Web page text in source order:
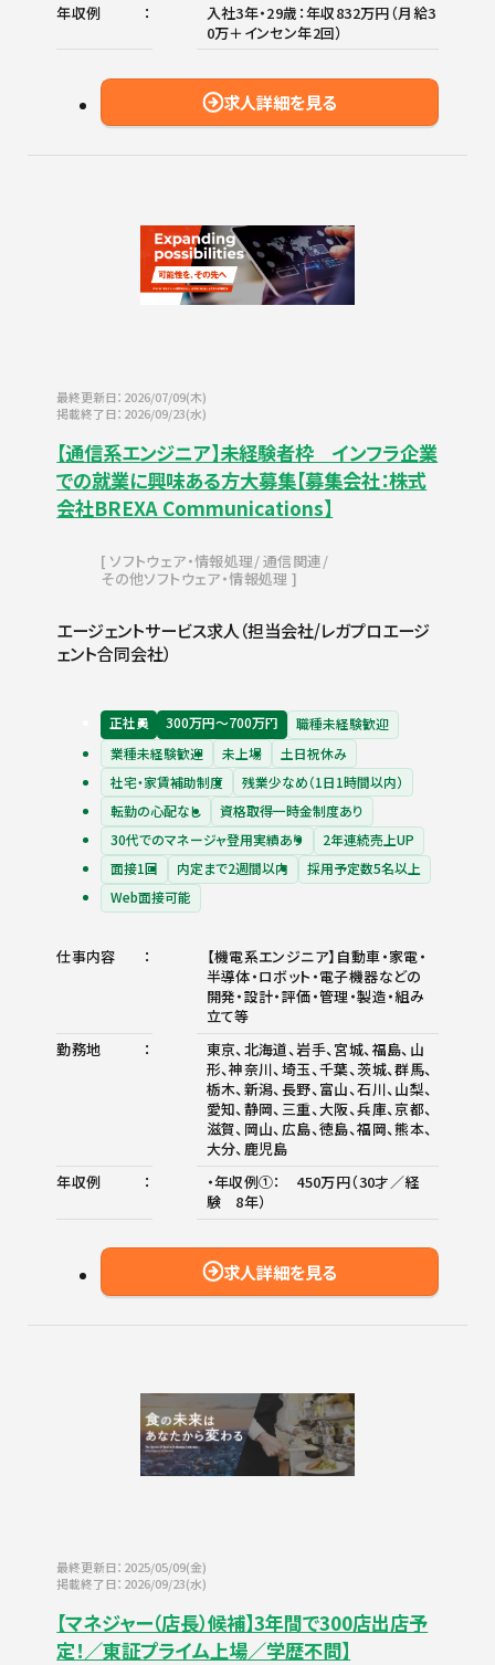
年収例
入社3年・29歳：年収832万円（月給3
0万＋インセン年2回）
求人詳細を見る
最終更新日：2026/07/09(木)
掲載終了日：2026/09/23(水)
【通信系エンジニア】未経験者枠 インフラ企業
での就業に興味ある方大募集【募集会社：株式
会社BREXA Communications】
ソフトウェア・情報処理 通信関連
その他ソフトウェア・情報処理
エージェントサービス求人（担当会社/レガプロエージ
ェント合同会社）
正社員 300万円〜700万円
職種未経験歓迎
業種未経験歓迎
未上場
土日祝休み
社宅・家賃補助制度
残業少なめ（1日1時間以内）
転勤の心配なし
資格取得一時金制度あり
30代でのマネージャ登用実績あり
2年連続売上UP
面接1回
内定まで2週間以内
採用予定数5名以上
Web面接可能
仕事内容
【機電系エンジニア】自動車・家電・
半導体・ロボット・電子機器などの
開発・設計・評価・管理・製造・組み
立て等
勤務地
東京、北海道、岩手、宮城、福島、山
形、神奈川、埼玉、千葉、茨城、群馬、
栃木、新潟、長野、富山、石川、山梨、
愛知、静岡、三重、大阪、兵庫、京都、
滋賀、岡山、広島、徳島、福岡、熊本、
大分、鹿児島
年収例
・年収例①： 450万円（30才／経
験 8年）
求人詳細を見る
最終更新日：2025/05/09(金)
掲載終了日：2026/09/23(水)
【マネジャー（店長）候補】3年間で300店出店予
定！／東証プライム上場／学歴不問】